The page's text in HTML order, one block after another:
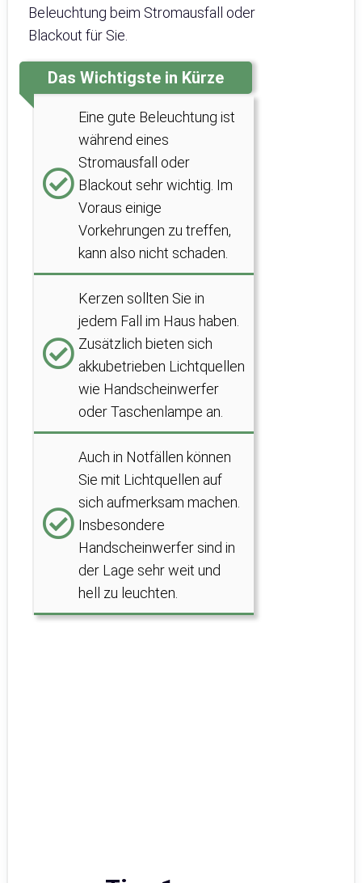
Beleuchtung beim Stromausfall oder
Blackout für Sie.
Das Wichtigste in Kürze
Eine gute Beleuchtung ist
während eines
Stromausfall oder
Blackout sehr wichtig. Im
Voraus einige
Vorkehrungen zu treffen,
kann also nicht schaden.
Kerzen sollten Sie in
jedem Fall im Haus haben.
Zusätzlich bieten sich
akkubetrieben Lichtquellen
wie Handscheinwerfer
oder Taschenlampe an.
Auch in Notfällen können
Sie mit Lichtquellen auf
sich aufmerksam machen.
Insbesondere
Handscheinwerfer sind in
der Lage sehr weit und
hell zu leuchten.